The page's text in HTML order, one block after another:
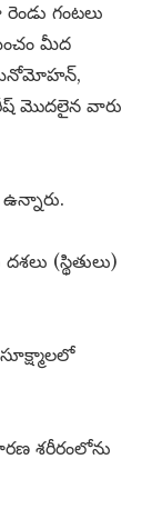
గంటలు
మీద
మనోమోహన్,
మొదలైన వారు
ఉన్నారు.
(స్థితులు)
శరీరంలోను